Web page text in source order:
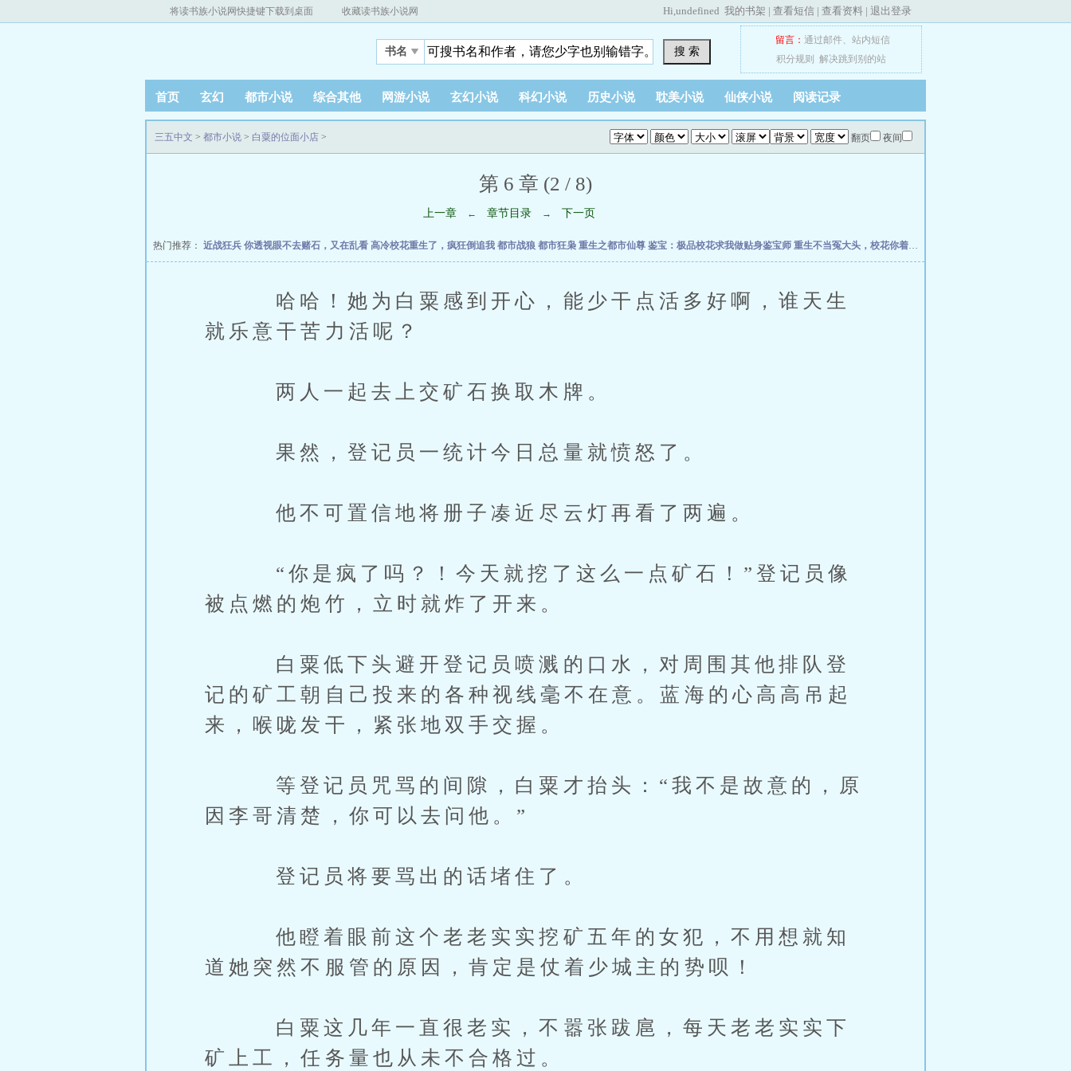
将读书族小说网快捷键下载到桌面 收藏读书族小说网 Hi,undefined 我的书架 | 查看短信 | 查看资料 | 退出登录
书名 搜 索
留言： 通过邮件、 站内短信
积分规则
解决跳到别的站
首页 玄幻 都市小说 综合其他 网游小说 玄幻小说 科幻小说 历史小说 耽美小说 仙侠小说 阅读记录
翻页 夜间
三五中文 > 都市小说 > 白粟的位面小店 >
第 6 章 (2 / 8)
上一章 ← 章节目录 → 下一页
热门推荐： 近战狂兵 你透视眼不去赌石，又在乱看 高冷校花重生了，疯狂倒追我 都市战狼 都市狂枭 重生之都市仙尊 鉴宝：极品校花求我做贴身鉴宝师 重生不当冤大头，校花你着急啥？
哈哈！她为白粟感到开心，能少干点活多好啊，谁天生
就乐意干苦力活呢？
两人一起去上交矿石换取木牌。
果然，登记员一统计今日总量就愤怒了。
他不可置信地将册子凑近尽云灯再看了两遍。
“你是疯了吗？！今天就挖了这么一点矿石！”登记员像
被点燃的炮竹，立时就炸了开来。
白粟低下头避开登记员喷溅的口水，对周围其他排队登
记的矿工朝自己投来的各种视线毫不在意。蓝海的心高高吊起
来，喉咙发干，紧张地双手交握。
等登记员咒骂的间隙，白粟才抬头：“我不是故意的，原
因李哥清楚，你可以去问他。”
登记员将要骂出的话堵住了。
他瞪着眼前这个老老实实挖矿五年的女犯，不用想就知
道她突然不服管的原因，肯定是仗着少城主的势呗！
白粟这几年一直很老实，不嚣张跋扈，每天老老实实下
矿上工，任务量也从未不合格过。